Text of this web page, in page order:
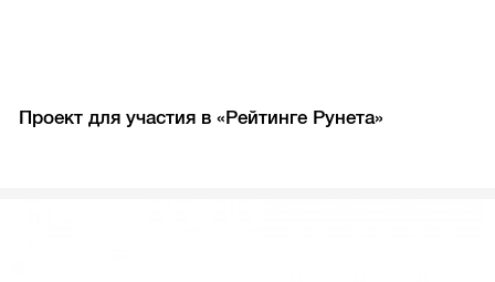
Проект для участия в «Рейтинге Рунета»